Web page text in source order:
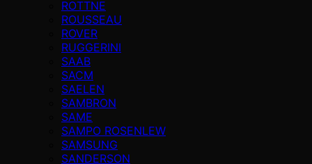
ROTTNE
ROUSSEAU
ROVER
RUGGERINI
SAAB
SACM
SAELEN
SAMBRON
SAME
SAMPO ROSENLEW
SAMSUNG
SANDERSON